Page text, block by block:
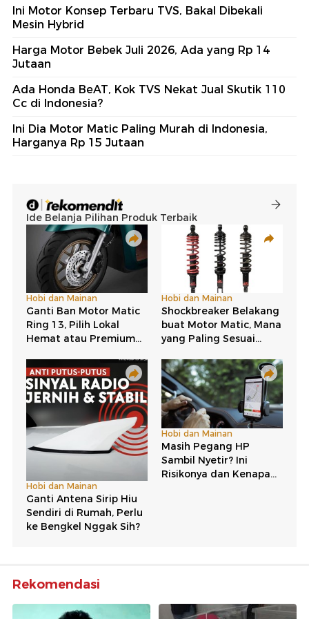
Ini Motor Konsep Terbaru TVS, Bakal Dibekali
Mesin Hybrid
Harga Motor Bebek Juli 2026, Ada yang Rp 14
Jutaan
Ada Honda BeAT, Kok TVS Nekat Jual Skutik 110
Cc di Indonesia?
Ini Dia Motor Matic Paling Murah di Indonesia,
Harganya Rp 15 Jutaan
Rekomendasi